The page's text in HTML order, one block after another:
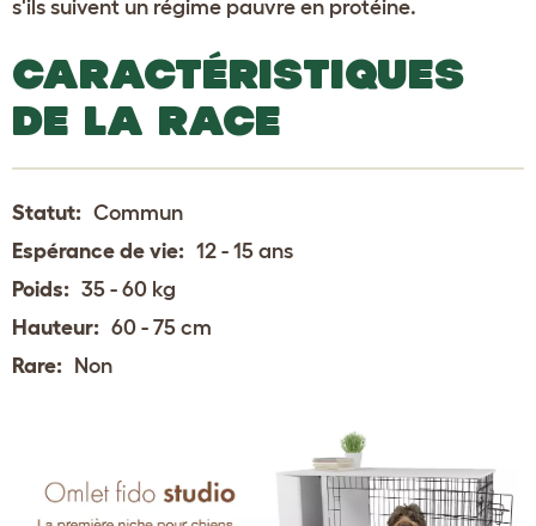
s'ils suivent un régime pauvre en protéine.
CARACTÉRISTIQUES
DE LA RACE
Statut: Commun
Espérance de vie: 12 - 15 ans
Poids: 35 - 60 kg
Hauteur: 60 - 75 cm
Rare: Non